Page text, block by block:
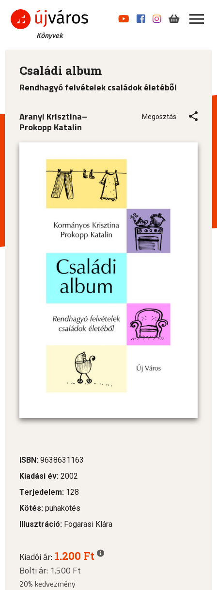
Könyvek
Családi album
Rendhagyó felvételek családok életéből
Aranyi Krisztina–
Prokopp Katalin
Megosztás:
ISBN: 9638631163
Kiadási év: 2002
Terjedelem: 128
Kötés: puhakötés
Illusztráció: Fogarasi Klára
Kiadói ár: 1.200 Ft
Bolti ár: 1.500 Ft
20% kedvezmény